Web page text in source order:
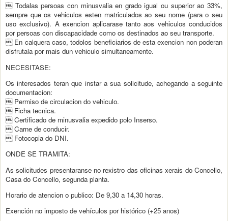
 Todalas persoas con minusvalia en grado igual ou superior ao 33%,
sempre que os vehiculos esten matriculados ao seu nome (para o seu
uso exclusivo). A exencion aplicarase tanto aos vehiculos conducidos
por persoas con discapacidade como os destinados ao seu transporte.
 En calquera caso, todolos beneficiarios de esta exencion non poderan
disfrutala por mais dun vehiculo simultaneamente.
NECESITASE:
Os interesados teran que instar a sua solicitude, achegando a seguinte
documentacion:
 Permiso de circulacion do vehiculo.
 Ficha tecnica.
 Certificado de minusvalia expedido polo Inserso.
 Carne de conducir.
 Fotocopia do DNI.
ONDE SE TRAMITA:
As solicitudes presentaranse no rexistro das oficinas xerais do Concello,
Casa do Concello, segunda planta.
Horario de atencion o publico: De 9,30 a 14,30 horas.
Exención no imposto de vehículos por histórico (+25 anos)